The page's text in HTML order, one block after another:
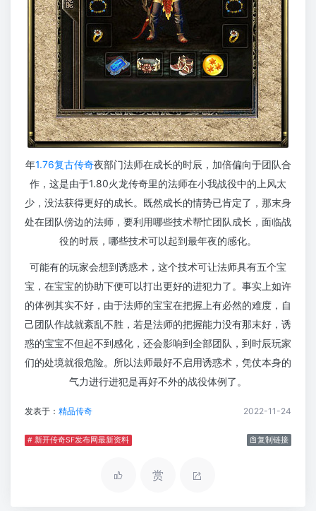
年1.76复古传奇夜部门法师在成长的时辰，加倍偏向于团队合
作，这是由于1.80火龙传奇里的法师在小我战役中的上风太
少，没法获得更好的成长。既然成长的情势已肯定了，那末身
处在团队傍边的法师，要利用哪些技术帮忙团队成长，面临战
役的时辰，哪些技术可以起到最年夜的感化。
可能有的玩家会想到诱惑术，这个技术可让法师具有五个宝
宝，在宝宝的协助下便可以打出更好的进犯力了。事实上如许
的体例其实不好，由于法师的宝宝在把握上有必然的难度，自
己团队作战就紊乱不胜，若是法师的把握能力没有那末好，诱
惑的宝宝不但起不到感化，还会影响到全部团队，到时辰玩家
们的处境就很危险。所以法师最好不启用诱惑术，凭仗本身的
气力进行进犯是再好不外的战役体例了。
发表于： 精品传奇 2022-11-24
# 新开传奇SF发布网最新资料 复制链接
赏